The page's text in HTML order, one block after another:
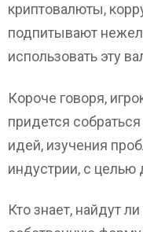
криптовалюты,
подпитывают
использовать эту
Короче говоря,
придется
идей, изучения
индустрии, с целью
Кто знает, найдут